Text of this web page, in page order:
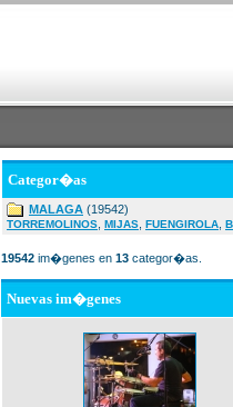
Categor�as
MALAGA (19542)
TORREMOLINOS MIJAS FUENGIROLA
19542 im�genes en 13 categor�as.
Nuevas im�genes